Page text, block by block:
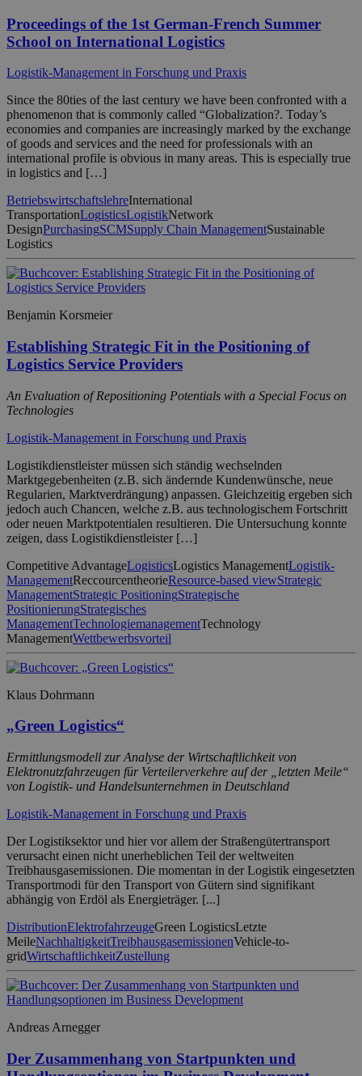
Proceedings of the 1st German-French Summer
School on International Logistics
Logistik-Management in Forschung und Praxis
Since the 80ties of the last century we have been confronted with a
phenomenon that is commonly called “Globalization?. Today’s
economies and companies are increasingly marked by the exchange
of goods and services and the need for professionals with an
international profile is obvious in many areas. This is especially true
in logistics and […]
BetriebswirtschaftslehreInternational
TransportationLogisticsLogistikNetwork
DesignPurchasingSCMSupply Chain ManagementSustainable
Logistics
Benjamin Korsmeier
Establishing Strategic Fit in the Positioning of
Logistics Service Providers
An Evaluation of Repositioning Potentials with a Special Focus on
Technologies
Logistik-Management in Forschung und Praxis
Logistikdienstleister müssen sich ständig wechselnden
Marktgegebenheiten (z.B. sich ändernde Kundenwünsche, neue
Regularien, Marktverdrängung) anpassen. Gleichzeitig ergeben sich
jedoch auch Chancen, welche z.B. aus technologischem Fortschritt
oder neuen Marktpotentialen resultieren. Die Untersuchung konnte
zeigen, dass Logistikdienstleister […]
Competitive AdvantageLogisticsLogistics ManagementLogistik-
ManagementReccourcentheorieResource-based viewStrategic
ManagementStrategic PositioningStrategische
PositionierungStrategisches
ManagementTechnologiemanagementTechnology
ManagementWettbewerbsvorteil
Klaus Dohrmann
„Green Logistics“
Ermittlungsmodell zur Analyse der Wirtschaftlichkeit von
Elektronutzfahrzeugen für Verteilerverkehre auf der „letzten Meile“
von Logistik- und Handelsunternehmen in Deutschland
Logistik-Management in Forschung und Praxis
Der Logistiksektor und hier vor allem der Straßengütertransport
verursacht einen nicht unerheblichen Teil der weltweiten
Treibhausgasemissionen. Die momentan in der Logistik eingesetzten
Transportmodi für den Transport von Gütern sind signifikant
abhängig von Erdöl als Energieträger. [...]
DistributionElektrofahrzeugeGreen LogisticsLetzte
MeileNachhaltigkeitTreibhausgasemissionenVehicle-to-
gridWirtschaftlichkeitZustellung
Andreas Arnegger
Der Zusammenhang von Startpunkten und